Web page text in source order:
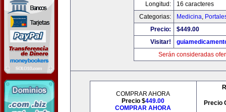
Longitud:
16 caracteres
Categorias:
Medicina,
Precio:
$449.00
Visitar!
Serán consideradas
COMPRAR AHORA
Precio $449.00
COMPRAR AHORA
Precio